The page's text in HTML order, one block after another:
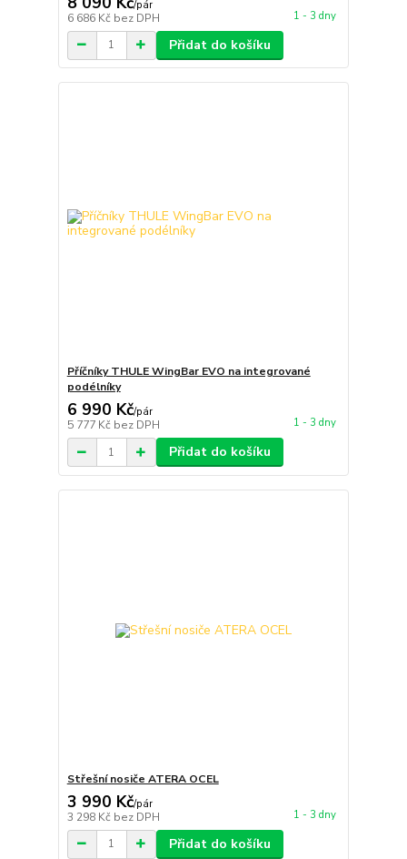
/pár
6 686 Kč bez DPH 1 - 3 dny
Přidat do košíku
Příčníky THULE WingBar EVO na integrované
podélníky
6 990 Kč/pár
5 777 Kč bez DPH 1 - 3 dny
Přidat do košíku
Střešní nosiče ATERA OCEL
3 990 Kč/pár
3 298 Kč bez DPH 1 - 3 dny
Přidat do košíku